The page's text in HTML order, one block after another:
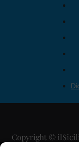
Copyright ©